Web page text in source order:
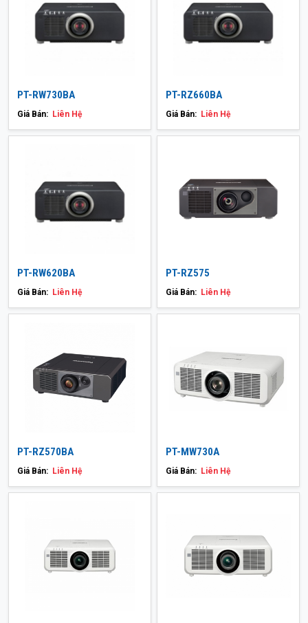
PT-RW730BA
Giá Bán: Liên Hệ
PT-RZ660BA
Giá Bán: Liên Hệ
PT-RW620BA
Giá Bán: Liên Hệ
PT-RZ575
Giá Bán: Liên Hệ
PT-RZ570BA
Giá Bán: Liên Hệ
PT-MW730A
Giá Bán: Liên Hệ